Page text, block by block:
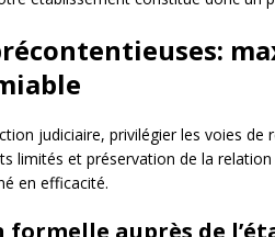
judiciaire, privilégier les voies
limités et préservation de la
en efficacité.
auprès de